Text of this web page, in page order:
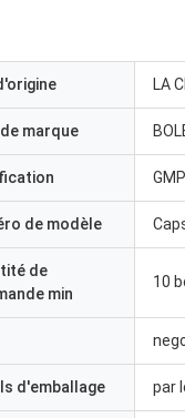
LA
marque
de modèle
de
min
10
d'emballage par